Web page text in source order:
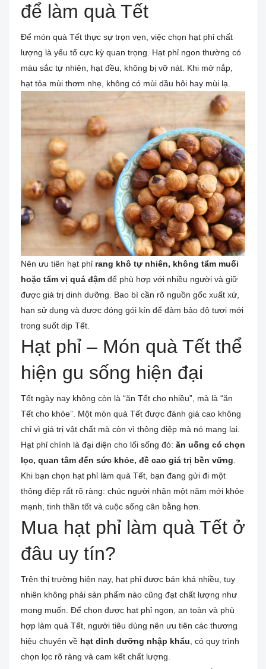
để làm quà Tết
Để món quà Tết thực sự trọn vẹn, việc chọn hạt phỉ chất
lượng là yếu tố cực kỳ quan trọng. Hạt phỉ ngon thường có
màu sắc tự nhiên, hạt đều, không bị vỡ nát. Khi mở nắp,
hạt tỏa mùi thơm nhẹ, không có mùi dầu hôi hay mùi lạ.
Nên ưu tiên hạt phỉ rang khô tự nhiên, không tẩm muối
hoặc tẩm vị quá đậm để phù hợp với nhiều người và giữ
được giá trị dinh dưỡng. Bao bì cần rõ nguồn gốc xuất xứ,
hạn sử dụng và được đóng gói kín để đảm bảo độ tươi mới
trong suốt dịp Tết.
Hạt phỉ – Món quà Tết thể
hiện gu sống hiện đại
Tết ngày nay không còn là “ăn Tết cho nhiều”, mà là “ăn
Tết cho khỏe”. Một món quà Tết được đánh giá cao không
chỉ vì giá trị vật chất mà còn vì thông điệp mà nó mang lại.
Hạt phỉ chính là đại diện cho lối sống đó: ăn uống có chọn
lọc, quan tâm đến sức khỏe, đề cao giá trị bền vững
Khi bạn chọn hạt phỉ làm quà Tết, bạn đang gửi đi một
thông điệp rất rõ ràng: chúc người nhận một năm mới khỏe
mạnh, tinh thần tốt và cuộc sống cân bằng hơn.
Mua hạt phỉ làm quà Tết ở
đâu uy tín?
Trên thị trường hiện nay, hạt phỉ được bán khá nhiều, tuy
nhiên không phải sản phẩm nào cũng đạt chất lượng như
mong muốn. Để chọn được hạt phỉ ngon, an toàn và phù
hợp làm quà Tết, người tiêu dùng nên ưu tiên các thương
hiệu chuyên về hạt dinh dưỡng nhập khẩu , có quy trình
chọn lọc rõ ràng và cam kết chất lượng.